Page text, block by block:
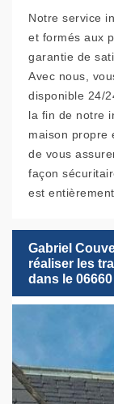
Notre service
et formés aux
garantie de
Avec nous,
disponible 24/
la fin de notre
maison propre
de vous
façon
est
Gabriel
réaliser les
dans le 06660